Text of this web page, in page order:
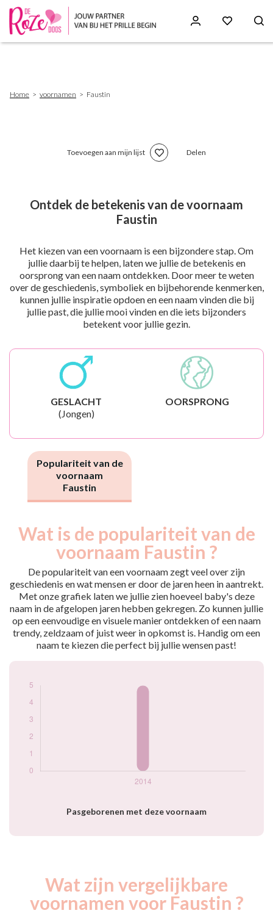
Home voornamen Faustin
Toevoegen aan mijn lijst Delen
Ontdek de betekenis van de voornaam
Faustin
Het kiezen van een voornaam is een bijzondere stap. Om
jullie daarbij te helpen, laten we jullie de betekenis en
oorsprong van een naam ontdekken. Door meer te weten
over de geschiedenis, symboliek en bijbehorende kenmerken,
kunnen jullie inspiratie opdoen en een naam vinden die bij
jullie past, die jullie mooi vinden en die iets bijzonders
betekent voor jullie gezin.
GESLACHT
(Jongen)
OORSPRONG
Populariteit van de
voornaam
Faustin
Wat is de populariteit van de
voornaam Faustin ?
De populariteit van een voornaam zegt veel over zijn
geschiedenis en wat mensen er door de jaren heen in aantrekt.
Met onze grafiek laten we jullie zien hoeveel baby's deze
naam in de afgelopen jaren hebben gekregen. Zo kunnen jullie
op een eenvoudige en visuele manier ontdekken of een naam
trendy, zeldzaam of juist weer in opkomst is. Handig om een
naam te kiezen die perfect bij jullie wensen past!
Pasgeborenen met deze voornaam
Popularité du
prénom Faustin par
année
Année
Nouveaux-
nés
Wat zijn vergelijkbare
voornamen voor Faustin ?